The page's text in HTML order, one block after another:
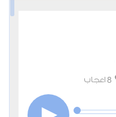
8 اعجاب